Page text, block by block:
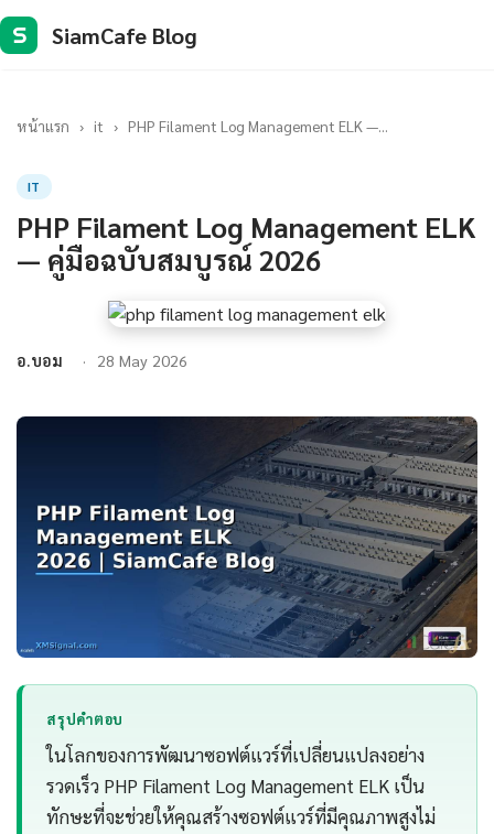
S SiamCafe Blog
หน้าแรก › it › PHP Filament Log Management ELK —...
IT
PHP Filament Log Management ELK
— คู่มือฉบับสมบูรณ์ 2026
อ.บอม 28 May 2026
สรุปคำตอบ
ในโลกของการพัฒนาซอฟต์แวร์ที่เปลี่ยนแปลงอย่าง
รวดเร็ว PHP Filament Log Management ELK เป็น
ทักษะที่จะช่วยให้คุณสร้างซอฟต์แวร์ที่มีคุณภาพสูงไม่